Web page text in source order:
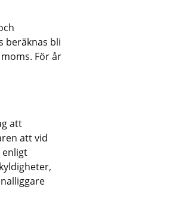
beräknas bli
För år
att
att vid
enligt